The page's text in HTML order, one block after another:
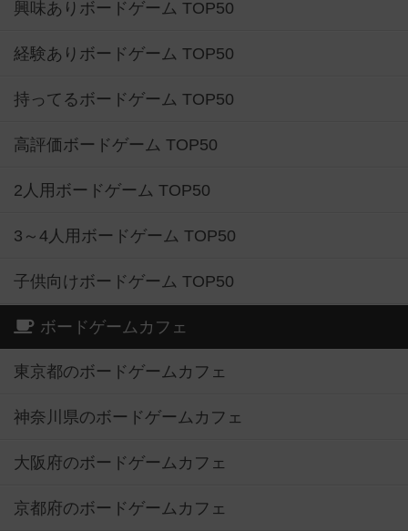
興味ありボードゲーム TOP50
経験ありボードゲーム TOP50
持ってるボードゲーム TOP50
高評価ボードゲーム TOP50
2人用ボードゲーム TOP50
3～4人用ボードゲーム TOP50
子供向けボードゲーム TOP50
ボードゲームカフェ
東京都のボードゲームカフェ
神奈川県のボードゲームカフェ
大阪府のボードゲームカフェ
京都府のボードゲームカフェ